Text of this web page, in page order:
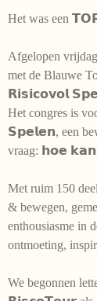
Het was een
Afgelopen
met de Blauwe
𝗥𝗶𝘀𝗶𝗰𝗼𝘃𝗼𝗹
Het congres is
𝗦𝗽𝗲𝗹𝗲𝗻, een
vraag: 𝗵𝗼𝗲 𝗸𝗮𝗻
Met ruim 150
& bewegen,
enthousiasme in
ontmoeting,
We begonnen